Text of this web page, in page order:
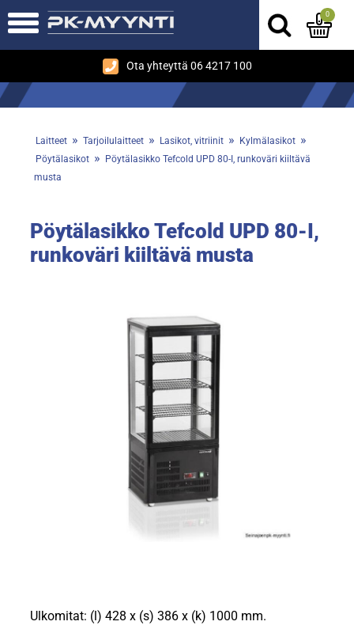
Ota yhteyttä 06 4217 100
0
Laitteet » Tarjoilulaitteet » Lasikot, vitriinit » Kylmälasikot »
Pöytälasikot »
Pöytälasikko Tefcold UPD 80-I, runkoväri kiiltävä
musta
Pöytälasikko Tefcold UPD 80-I,
runkoväri kiiltävä musta
Ulkomitat: (l) 428 x (s) 386 x (k) 1000 mm.